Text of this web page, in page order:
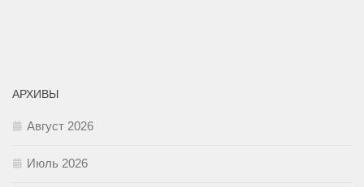
АРХИВЫ
Август 2026
Июль 2026